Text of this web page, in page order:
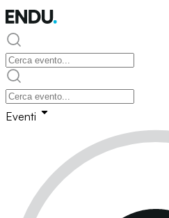
Eventi